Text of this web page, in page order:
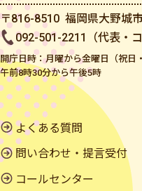
〒816-8510 福岡県大野城
092-501-2211（代表・
開庁日時：月曜から金曜日（祝日
午前8時30分から午後5時
よくある質問
問い合わせ・提言受付
コールセンター